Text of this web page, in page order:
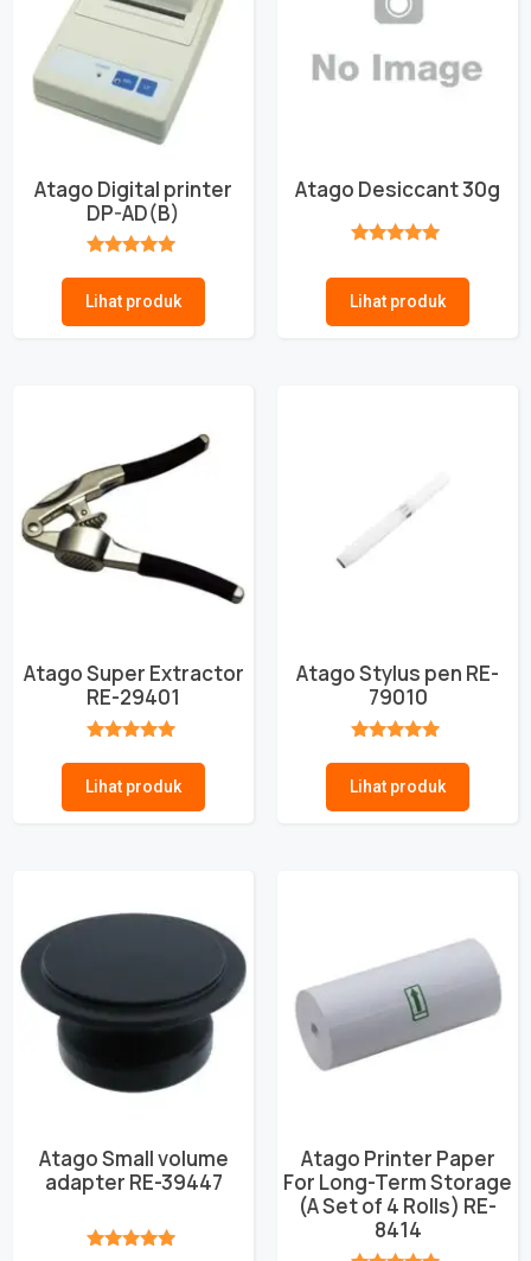
Atago Digital printer
DP-AD(B)
Lihat produk
Atago Desiccant 30g
Lihat produk
Atago Super Extractor
RE-29401
Lihat produk
Atago Stylus pen RE-
79010
Lihat produk
Atago Small volume
adapter RE-39447
Atago Printer Paper
For Long-Term Storage
(A Set of 4 Rolls) RE-
8414